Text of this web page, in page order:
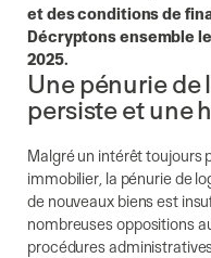
et des conditions de
Décryptons ensemble
2025.
Une pénurie
persiste et une
Malgré un intérêt toujours
immobilier, la pénurie de
de nouveaux biens est
nombreuses oppositions
procédures